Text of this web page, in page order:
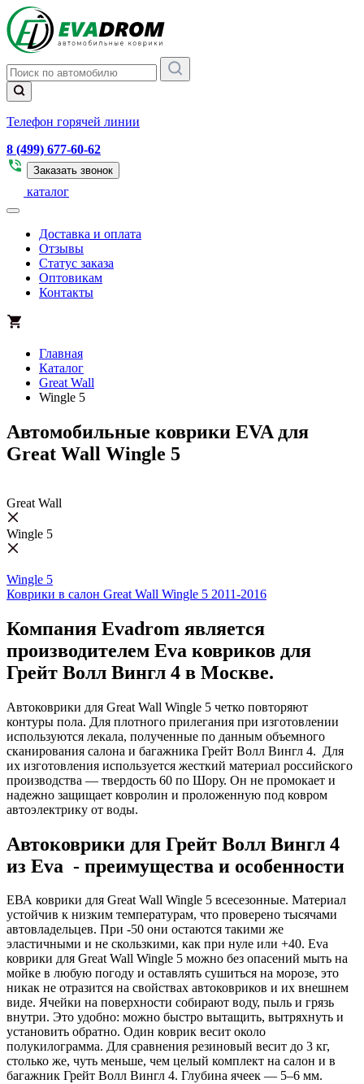
Телефон горячей линии
8 (499) 677-60-62
Заказать звонок
каталог
Доставка и оплата
Отзывы
Статус заказа
Оптовикам
Контакты
Главная
Каталог
Great Wall
Wingle 5
Автомобильные коврики EVA для
Great Wall Wingle 5
Great Wall
Wingle 5
Wingle 5
Коврики в салон Great Wall Wingle 5 2011-2016
Компания Evadrom является
производителем Eva ковриков для
Грейт Волл Вингл 4 в Москве.
Автоковрики для Great Wall Wingle 5 четко повторяют
контуры пола. Для плотного прилегания при изготовлении
используются лекала, полученные по данным объемного
сканирования салона и багажника Грейт Волл Вингл 4. Для
их изготовления используется жесткий материал российского
производства — твердость 60 по Шору. Он не промокает и
надежно защищает ковролин и проложенную под ковром
автоэлектрику от воды.
Автоковрики для Грейт Волл Вингл 4
из Eva - преимущества и особенности
ЕВА коврики для Great Wall Wingle 5 всесезонные. Материал
устойчив к низким температурам, что проверено тысячами
автовладельцев. При -50 они остаются такими же
эластичными и не скользкими, как при нуле или +40. Eva
коврики для Great Wall Wingle 5 можно без опасений мыть на
мойке в любую погоду и оставлять сушиться на морозе, это
никак не отразится на свойствах автоковриков и их внешнем
виде. Ячейки на поверхности собирают воду, пыль и грязь
внутри. Это удобно: можно быстро вытащить, вытряхнуть и
установить обратно. Один коврик весит около
полукилограмма. Для сравнения резиновый весит до 3 кг,
столько же, чуть меньше, чем целый комплект на салон и в
багажник Грейт Волл Вингл 4. Глубина ячеек — 5–6 мм.